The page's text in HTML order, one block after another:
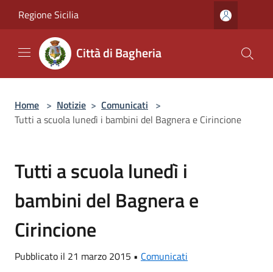
Regione Sicilia
Città di Bagheria
Home > Notizie > Comunicati >
Tutti a scuola lunedì i bambini del Bagnera e Cirincione
Tutti a scuola lunedì i
bambini del Bagnera e
Cirincione
Pubblicato il 21 marzo 2015 • Comunicati